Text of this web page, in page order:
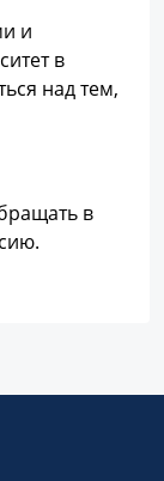
и
в
над тем,
в